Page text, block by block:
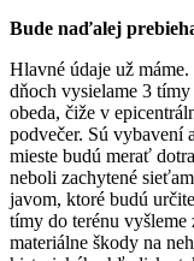
Bude naďalej
Hlavné údaje už
dňoch vysielame 3 tímy
obeda, čiže v
podvečer. Sú vybavení
mieste budú merať
neboli zachytené
javom, ktoré budú
tímy do terénu
materiálne škody na